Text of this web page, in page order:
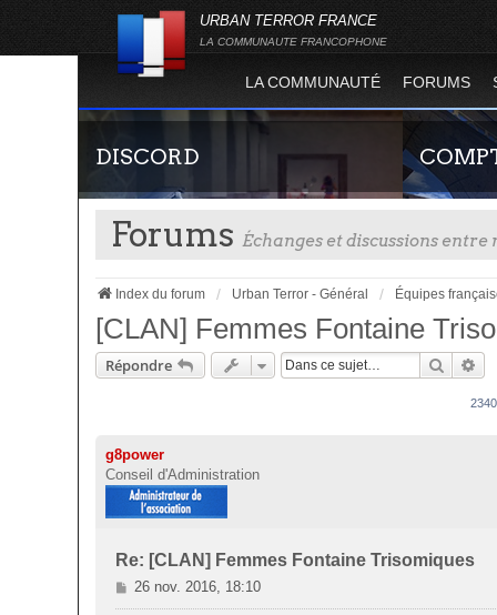
URBAN TERROR FRANCE
LA COMMUNAUTE FRANCOPHONE
LA COMMUNAUTÉ FORUMS
DISCORD
Rejoignez-nous sur le discord Urban Terror
Guide
site
Forums Échanges et discussions
Index du forum Urban Terror - Général Équipes
[CLAN] Femmes Fontaine
Répondre
g8power
Conseil d'Administration
Re: [CLAN] Femmes Fontaine Trisomiques
M
e
26 nov. 2016, 18:10